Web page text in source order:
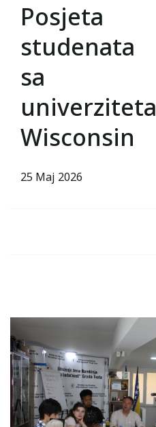
Posjeta
studenata
sa
univerziteta
Wisconsin
25 Maj 2026